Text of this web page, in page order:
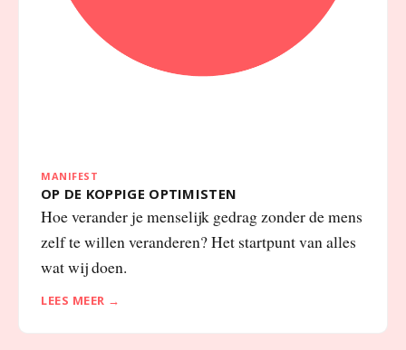
MANIFEST
OP DE KOPPIGE OPTIMISTEN
Hoe verander je menselijk gedrag zonder de mens
zelf te willen veranderen? Het startpunt van alles
wat wij doen.
LEES MEER →